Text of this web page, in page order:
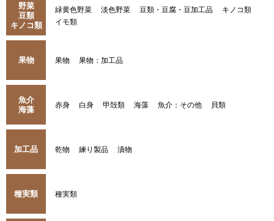
野菜
豆類
キノコ類
緑黄色野菜 淡色野菜 豆類・豆腐・豆加工品
キノコ類
イモ類
果物 果物 果物：加工品
魚介
海藻
赤身 白身 甲殻類 海藻 魚介：その他 貝類
加工品 乾物 練り製品 漬物
種実類 種実類